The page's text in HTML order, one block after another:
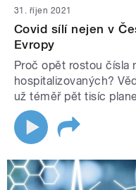
31. říjen 2021
Covid sílí nejen v
Evropy
Proč opět rostou čísla
hospitalizovaných?
už téměř pět tisíc